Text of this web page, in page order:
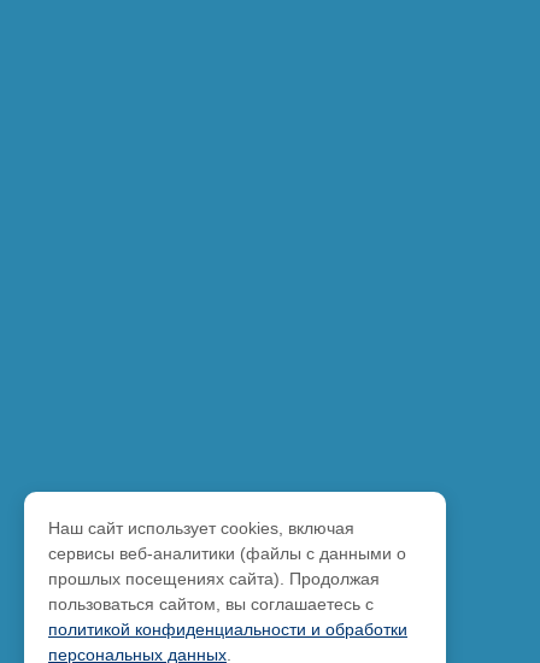
Наш сайт использует cookies, включая
сервисы веб-аналитики (файлы с данными о
прошлых посещениях сайта). Продолжая
пользоваться сайтом, вы соглашаетесь с
политикой конфиденциальности и обработки
персональных данных